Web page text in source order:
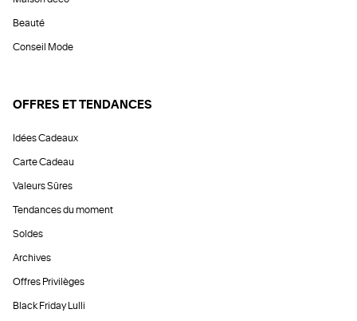
Beauté
Conseil Mode
OFFRES ET TENDANCES
Idées Cadeaux
Carte Cadeau
Valeurs Sûres
Tendances du moment
Soldes
Archives
Offres Privilèges
Black Friday Lulli